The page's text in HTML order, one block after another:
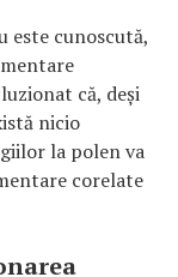
este cunoscută,
că, deși
nicio
la polen va
corelate